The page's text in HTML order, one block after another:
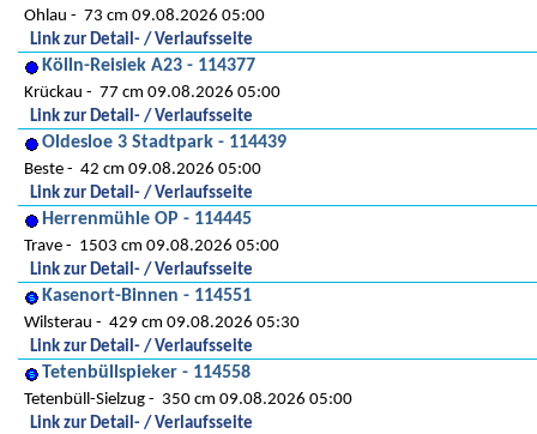
Ohlau
73 cm 09.08.2026 05:00
Link zur Detail- / Verlaufsseite
Kölln-Reisiek A23 - 114377
Krückau
77 cm 09.08.2026 05:00
Link zur Detail- / Verlaufsseite
Oldesloe 3 Stadtpark - 114439
Beste
42 cm 09.08.2026 05:00
Link zur Detail- / Verlaufsseite
Herrenmühle OP - 114445
Trave
1503 cm 09.08.2026 05:00
Link zur Detail- / Verlaufsseite
Kasenort-Binnen - 114551
Wilsterau
429 cm 09.08.2026 05:30
Link zur Detail- / Verlaufsseite
Tetenbüllspieker - 114558
Tetenbüll-Sielzug
350 cm 09.08.2026 05:00
Link zur Detail- / Verlaufsseite